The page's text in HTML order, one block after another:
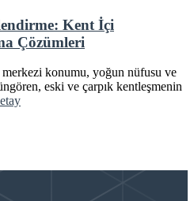
Kent İçi
Çözümleri
konumu, yoğun nüfusu ve
eski ve çarpık kentleşmenin